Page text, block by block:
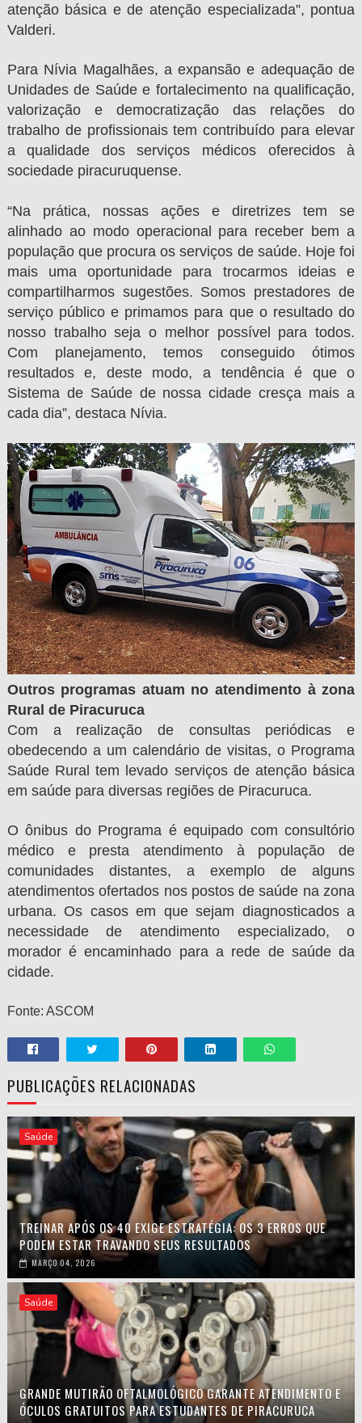
atenção básica e de atenção especializada”, pontua
Valderi.
Para Nívia Magalhães, a expansão e adequação de
Unidades de Saúde e fortalecimento na qualificação,
valorização e democratização das relações do
trabalho de profissionais tem contribuído para elevar
a qualidade dos serviços médicos oferecidos à
sociedade piracuruquense.
“Na prática, nossas ações e diretrizes tem se
alinhado ao modo operacional para receber bem a
população que procura os serviços de saúde. Hoje foi
mais uma oportunidade para trocarmos ideias e
compartilharmos sugestões. Somos prestadores de
serviço público e primamos para que o resultado do
nosso trabalho seja o melhor possível para todos.
Com planejamento, temos conseguido ótimos
resultados e, deste modo, a tendência é que o
Sistema de Saúde de nossa cidade cresça mais a
cada dia”, destaca Nívia.
Outros programas atuam no atendimento à zona
Rural de Piracuruca
Com a realização de consultas periódicas e
obedecendo a um calendário de visitas, o Programa
Saúde Rural tem levado serviços de atenção básica
em saúde para diversas regiões de Piracuruca.
O ônibus do Programa é equipado com consultório
médico e presta atendimento à população de
comunidades distantes, a exemplo de alguns
atendimentos ofertados nos postos de saúde na zona
urbana. Os casos em que sejam diagnosticados a
necessidade de atendimento especializado, o
morador é encaminhado para a rede de saúde da
cidade.
Fonte: ASCOM
PUBLICAÇÕES RELACIONADAS
Saúde
TREINAR APÓS OS 40 EXIGE ESTRATÉGIA: OS 3 ERROS QUE
PODEM ESTAR TRAVANDO SEUS RESULTADOS
MARÇO 04, 2026
Saúde
GRANDE MUTIRÃO OFTALMOLÓGICO GARANTE ATENDIMENTO E
ÓCULOS GRATUITOS PARA ESTUDANTES DE PIRACURUCA